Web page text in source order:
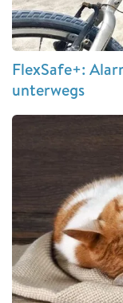
FlexSafe+:
unterwegs